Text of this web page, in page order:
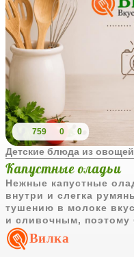
759 0 0
Детские блюда из овощей
Капустные оладьи
Нежные капустные
внутри и слегка
тушению в молоке
и сливочным,
для детского стола.
Вилка